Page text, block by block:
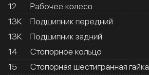
12
Рабочее колесо
13К
Подшипник передний
13К
Подшипник задний
14
Стопорное кольцо
15
Стопорная шестигранная гайка